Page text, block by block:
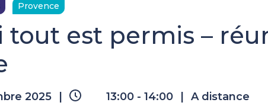
Provence
tout est permis –
2025 13:00 - 14:00
A distance